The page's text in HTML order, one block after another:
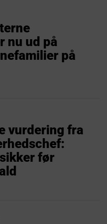
nu ud på
på
vurdering fra
før